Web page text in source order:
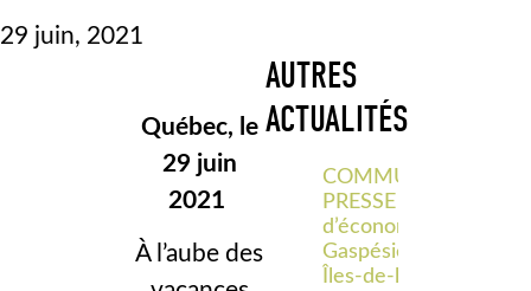
29 juin, 2021
Québec, le
29 juin
2021
À l’aube des
AUTRES
ACTUALITÉS
COMMUNIQUÉ DE
PRESSE – Le Pôle
d’économie sociale
Gaspésie–
Îles‑de‑la‑Madeleine